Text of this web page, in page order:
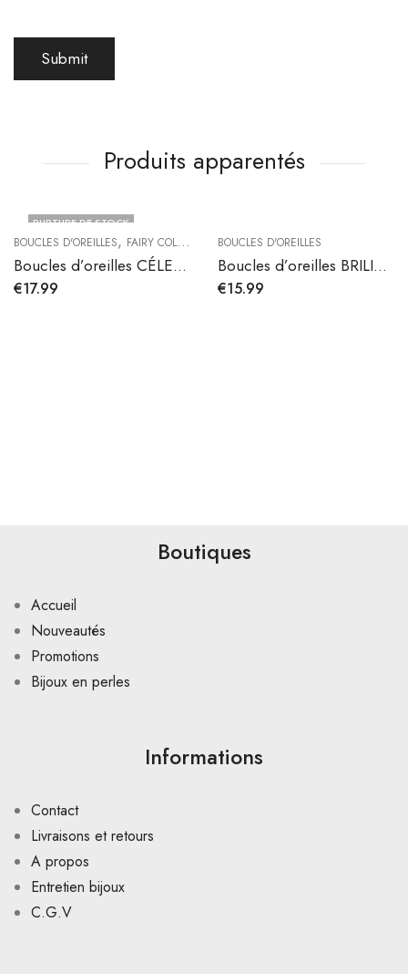
Produits apparentés
RUPTURE DE STOCK
BOUCLES D'OREILLES, FAIRY COLLECTION
Boucles d’oreilles CÉLESTE
€17.99
BOUCLES D'OREILLES
Boucles d’oreilles BRILINA
€15.99
Boutiques
Accueil
Nouveautés
Promotions
Bijoux en perles
Informations
Contact
Livraisons et retours
A propos
Entretien bijoux
C.G.V